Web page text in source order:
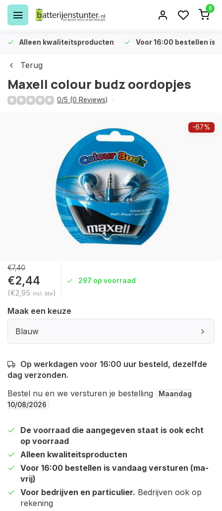
0
Alleen kwaliteitsproducten Voor 16:00 bestellen is
Terug
Maxell colour budz oordopjes
0/5 (0 Reviews)
-67%
€7,40
€2,44
(€2,95 Incl. btw)
297 op voorraad
Maak een keuze
Blauw
Op werkdagen voor 16:00 uur besteld, dezelfde
dag verzonden.
Bestel nu en we versturen je bestelling
Maandag
10/08/2026
De voorraad die aangegeven staat is ook echt
op voorraad
Alleen kwaliteitsproducten
Voor 16:00 bestellen is vandaag versturen (ma-
vrij)
Voor bedrijven en particulier. Bedrijven ook op
rekening